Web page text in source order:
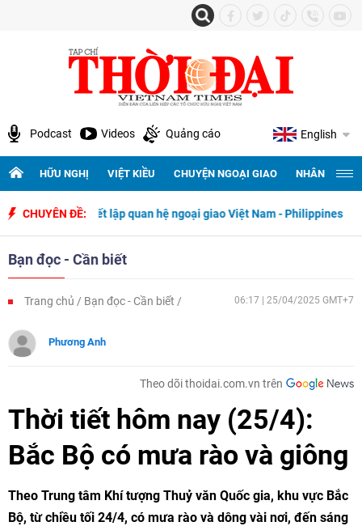
Podcast Videos Quảng cáo English
HỮU NGHỊ VIỆT KIỀU CHUYỆN NGOẠI GIAO NHÂN
CHUYÊN ĐỀ:
ngày thiết lập quan hệ ngoại giao Việt Nam - Philippines 500
Bạn đọc - Cần biết
Trang chủ Bạn đọc - Cần biết 06:17 | 25/04/2025 GMT+7
Phương Anh
Theo dõi thoidai.com.vn trên
Thời tiết hôm nay (25/4):
Bắc Bộ có mưa rào và giông
Theo Trung tâm Khí tượng Thuỷ văn Quốc gia, khu vực Bắc
Bộ, từ chiều tối 24/4, có mưa rào và dông vài nơi, đến sáng